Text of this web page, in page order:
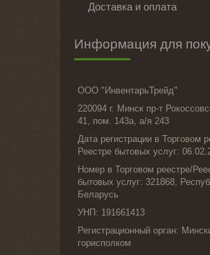
Доставка и оплата
Информация для
ООО "ИнвентарьТрейд"
220094 г. Минск пр-т
41, пом. 143а, а/я 243
Дата регистрации в Торговом
Реестре бытовых услуг:
Номер в Торговом реестре/
бытовых услуг: 321868,
Беларусь
УНП: 191661413
Регистрационный орган:
горисполком